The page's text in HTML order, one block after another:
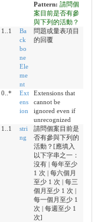
Pattern: 請問個
案目前是否有參
與下列的活動？
1..1
Ba
ck
bo
ne
Ele
me
nt
問題或量表項目
的回覆
0..*
Ext
ens
ion
Extensions that
cannot be
ignored even if
unrecognized
1..1
stri
ng
請問個案目前是
否有參與下列的
活動？[應填入
以下字串之一：
沒有 | 每年至少
1 次 | 每六個月
至少 1 次 | 每三
個月至少 1 次 |
每一個月至少 1
次 | 每週至少 1
次]